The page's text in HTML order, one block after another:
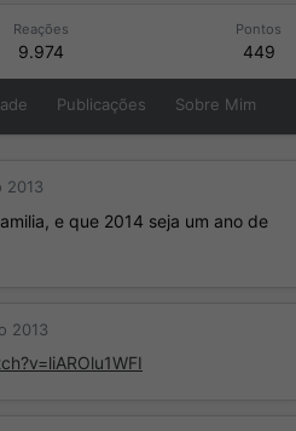
Reações
9.974
Pontos
449
Publicações Sobre Mim
2013
e que 2014 seja um ano de
2013